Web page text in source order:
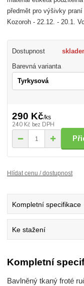
předmět pro výšivky
Kozoroh - 22.12. - 20.1.
Dostupnost
Barevná varianta
290 Kč/ks
240 Kč bez DPH
Hlídat cenu / dostupnost
Kompletní specifikace
Ke stažení
Kompletní
Bavlněný tkaný froté